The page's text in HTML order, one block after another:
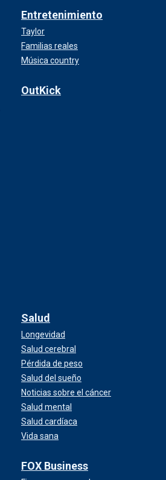
Entretenimiento
Taylor
Familias reales
Música country
OutKick
Salud
Longevidad
Salud cerebral
Pérdida de peso
Salud del sueño
Noticias sobre el cáncer
Salud mental
Salud cardíaca
Vida sana
FOX Business